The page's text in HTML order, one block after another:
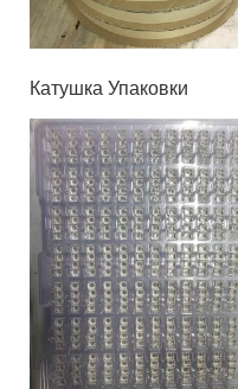
Катушка Упаковки